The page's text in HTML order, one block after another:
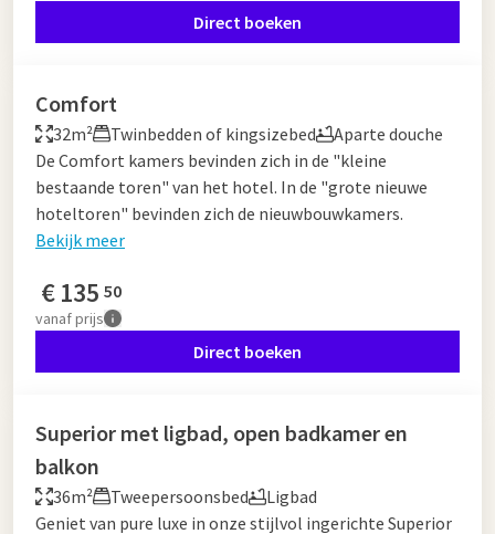
Direct boeken
Comfort
32m² Twinbedden of kingsizebed
Aparte douche
De Comfort kamers bevinden zich in de "kleine
bestaande toren" van het hotel. In de "grote nieuwe
hoteltoren" bevinden zich de nieuwbouwkamers.
Bekijk meer
€135 50
vanafprijs
Direct boeken
Superior met ligbad, open badkamer en
balkon
36m² Tweepersoonsbed
Ligbad
Geniet van pure luxe in onze stijlvol ingerichte Superior